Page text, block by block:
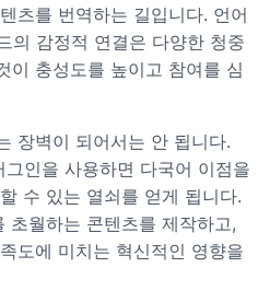
츠를 번역하는 길입니다. 언어
의 감정적 연결은 다양한 청중
이 충성도를 높이고 참여를 심
장벽이 되어서는 안 됩니다.
인을 사용하면 다국어 이점을
수 있는 열쇠를 얻게 됩니다.
초월하는 콘텐츠를 제작하고,
도에 미치는 혁신적인 영향을